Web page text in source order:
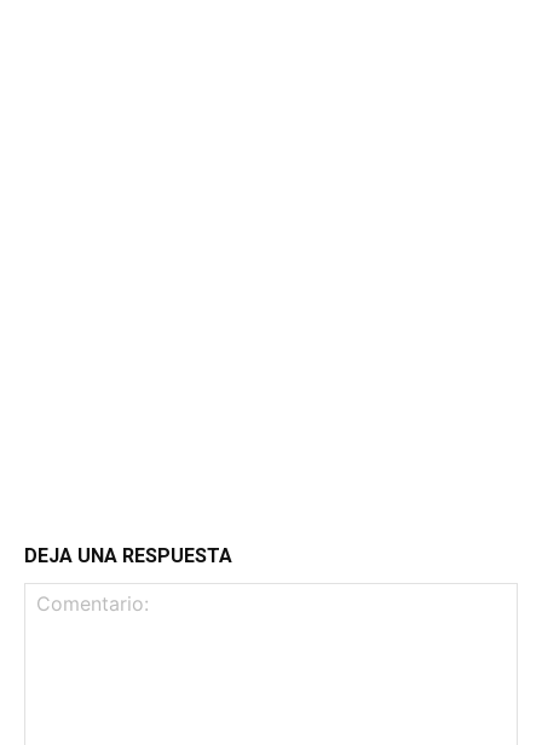
DEJA UNA RESPUESTA